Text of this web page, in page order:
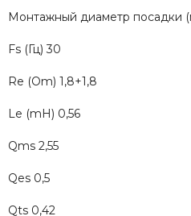
Монтажный диаметр посадки
Fs (Гц) 30
Re (Om) 1,8+1,8
Le (mH) 0,56
Qms 2,55
Qes 0,5
Qts 0,42